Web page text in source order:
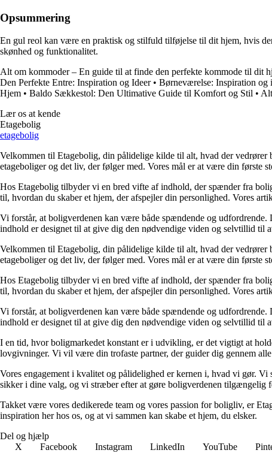
Opsummering
En gul reol kan være en praktisk og stilfuld tilføjelse til dit hjem, hvis
skønhed og funktionalitet.
Alt om kommoder – En guide til at finde den perfekte kommode til dit
Den Perfekte Entre: Inspiration og Ideer• Børneværelse: Inspiration og
Hjem • Baldo Sækkestol: Den Ultimative Guide til Komfort og Stil •
Lær os at kende
Etagebolig
etagebolig
Velkommen til Etagebolig, din pålidelige kilde til alt, hvad der vedrører
etageboliger og det liv, der følger med. Vores mål er at være din første
Hos Etagebolig tilbyder vi en bred vifte af indhold, der spænder fra
til, hvordan du skaber et hjem, der afspejler din personlighed. Vores
Vi forstår, at boligverdenen kan være både spændende og
indhold er designet til at give dig den nødvendige viden og selvtillid til
Velkommen til Etagebolig, din pålidelige kilde til alt, hvad der vedrører
etageboliger og det liv, der følger med. Vores mål er at være din første
Hos Etagebolig tilbyder vi en bred vifte af indhold, der spænder fra
til, hvordan du skaber et hjem, der afspejler din personlighed. Vores
Vi forstår, at boligverdenen kan være både spændende og
indhold er designet til at give dig den nødvendige viden og selvtillid til
I en tid, hvor boligmarkedet konstant er i udvikling, er det vigtigt at
lovgivninger. Vi vil være din trofaste partner, der guider dig gennem
Vores engagement i kvalitet og pålidelighed er kernen i, hvad vi gør.
sikker i dine valg, og vi stræber efter at gøre boligverdenen tilgængelig
Takket være vores dedikerede team og vores passion for boligliv, er
inspiration her hos os, og at vi sammen kan skabe et hjem, du elsker.
Del og hjælp
X
Facebook Instagram LinkedIn YouTube